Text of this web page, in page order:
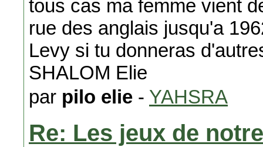
tous cas ma femme vient
rue des anglais jusqu'a
Levy si tu donneras
SHALOM Elie
par pilo elie - YAHSRA
Re: Les jeux de